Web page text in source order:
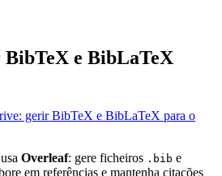
e BibLaTeX
gerir BibTeX e BibLaTeX para o
Overleaf: gere ficheiros .bib e
em referências e mantenha citações